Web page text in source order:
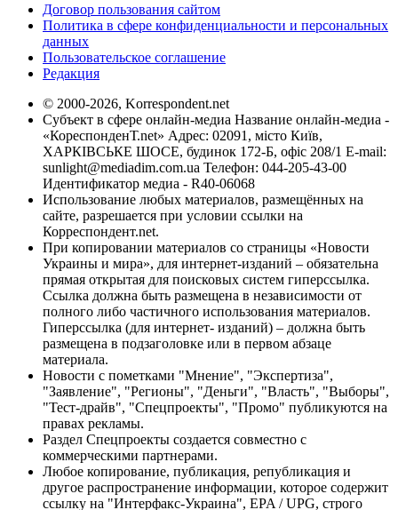
Договор пользования сайтом
Политика в сфере конфиденциальности и персональных
данных
Пользовательское соглашение
Редакция
© 2000-2026, Korrespondent.net
Субъект в сфере онлайн-медиа Название онлайн-медиа -
«КореспонденТ.net» Адрес: 02091, місто Київ,
ХАРКІВСЬКЕ ШОСЕ, будинок 172-Б, офіс 208/1 E-mail:
sunlight@mediadim.com.ua Телефон: 044-205-43-00
Идентификатор медиа - R40-06068
Использование любых материалов, размещённых на
сайте, разрешается при условии ссылки на
Корреспондент.net.
При копировании материалов со страницы «Новости
Украины и мира», для интернет-изданий – обязательна
прямая открытая для поисковых систем гиперссылка.
Ссылка должна быть размещена в независимости от
полного либо частичного использования материалов.
Гиперссылка (для интернет- изданий) – должна быть
размещена в подзаголовке или в первом абзаце
материала.
Новости с пометками "Мнение", "Экспертиза",
"Заявление", "Регионы", "Деньги", "Власть", "Выборы",
"Тест-драйв", "Спецпроекты", "Промо" публикуются на
правах рекламы.
Раздел Спецпроекты создается совместно с
коммерческими партнерами.
Любое копирование, публикация, републикация и
другое распространение информации, которое содержит
ссылку на "Интерфакс-Украина", EPA / UPG, строго